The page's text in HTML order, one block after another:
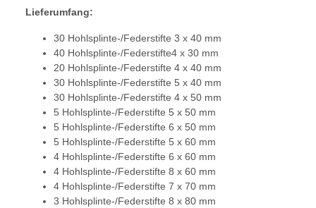
Lieferumfang:
30 Hohlsplinte-/Federstifte 3 x 40 mm
40 Hohlsplinte-/Federstifte4 x 30 mm
20 Hohlsplinte-/Federstifte 4 x 40 mm
30 Hohlsplinte-/Federstifte 5 x 40 mm
30 Hohlsplinte-/Federstifte 4 x 50 mm
5 Hohlsplinte-/Federstifte 5 x 50 mm
5 Hohlsplinte-/Federstifte 6 x 50 mm
5 Hohlsplinte-/Federstifte 5 x 60 mm
4 Hohlsplinte-/Federstifte 6 x 60 mm
4 Hohlsplinte-/Federstifte 8 x 60 mm
4 Hohlsplinte-/Federstifte 7 x 70 mm
3 Hohlsplinte-/Federstifte 8 x 80 mm